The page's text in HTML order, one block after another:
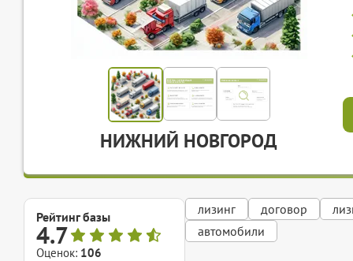
НИЖНИЙ НОВГОРОД
Рейтинг базы
4.7
Оценок: 106
лизинг договор
автомобили